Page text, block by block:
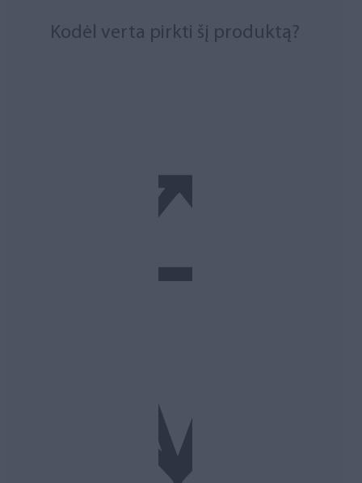
Kodėl verta pirkti šį produktą?